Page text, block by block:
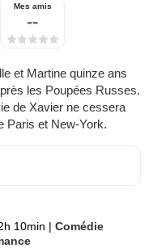
Mes amis
--
et Martine quinze ans
les Poupées Russes.
de Xavier ne cessera
Paris et New-York.
10min | Comédie